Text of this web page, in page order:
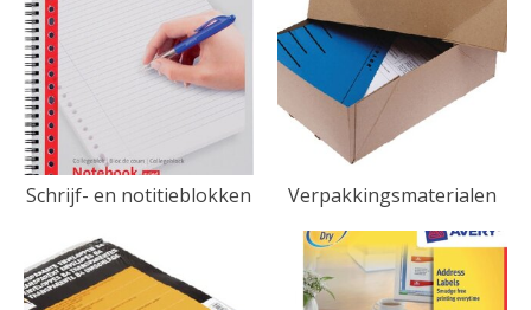
Schrijf- en notitieblokken Verpakkingsmaterialen